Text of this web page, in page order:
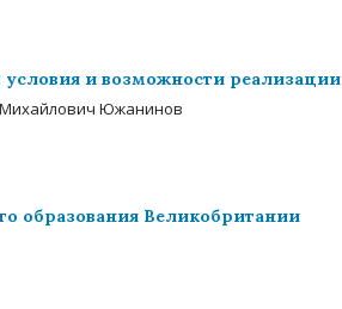
и возможности реализации
Южанинов
образования Великобритании